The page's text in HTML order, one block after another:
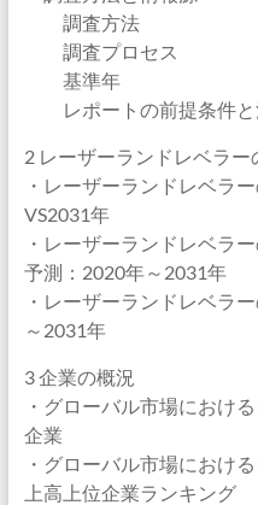
調査方法
調査プロセス
基準年
レポートの前提条件と
2 レーザーランドレベラー
・レーザーランドレベラ
VS2031年
・レーザーランドレベラ
予測：2020年～2031年
・レーザーランドレベラ
～2031年
3 企業の概況
・グローバル市場におけ
企業
・グローバル市場におけ
上高上位企業ランキング